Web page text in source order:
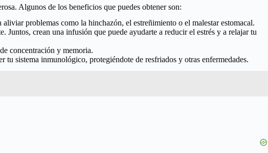
Algunos de los beneficios que puedes obtener son:
problemas como la hinchazón, el estreñimiento o el malestar estomacal.
Juntos, crean una infusión que puede ayudarte a reducir el estrés y a relajar tu
concentración y memoria.
sistema inmunológico, protegiéndote de resfriados y otras enfermedades.